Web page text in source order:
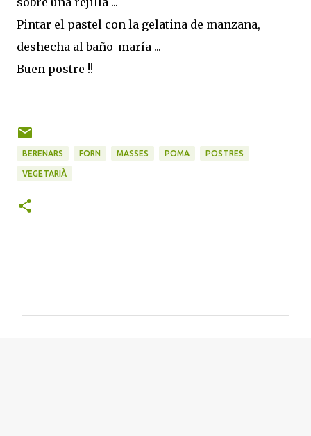
Pintar el pastel con la gelatina de manzana,
deshecha al baño-maría ...
Buen postre !!
BERENARS FORN MASSES POMA POSTRES
VEGETARIÀ